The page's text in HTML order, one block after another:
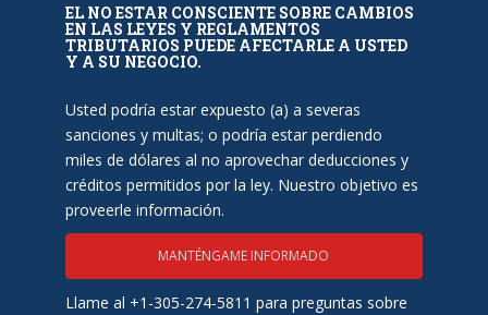
EL NO ESTAR CONSCIENTE SOBRE CAMBIOS
EN LAS LEYES Y REGLAMENTOS
TRIBUTARIOS PUEDE AFECTARLE A USTED
Y A SU NEGOCIO.
Usted podría estar expuesto (a) a severas
sanciones y multas; o podría estar perdiendo
miles de dólares al no aprovechar deducciones y
créditos permitidos por la ley. Nuestro objetivo es
proveerle información.
MANTÉNGAME INFORMADO
Llame al +1-305-274-5811 para preguntas sobre